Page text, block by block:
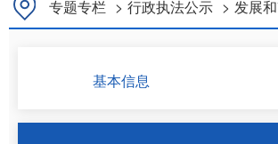
专题专栏 > 行政执法公示 > 发展
基本信息